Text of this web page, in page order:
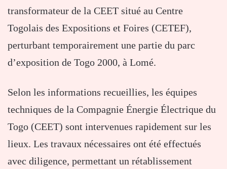
transformateur de la CEET situé au Centre
Togolais des Expositions et Foires (CETEF),
perturbant temporairement une partie du parc
d’exposition de Togo 2000, à Lomé.
Selon les informations recueillies, les équipes
techniques de la Compagnie Énergie Électrique du
Togo (CEET) sont intervenues rapidement sur les
lieux. Les travaux nécessaires ont été effectués
avec diligence, permettant un rétablissement